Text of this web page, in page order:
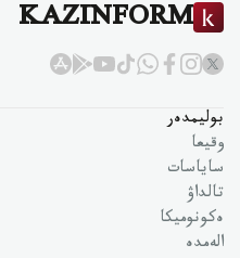
KAZINFORM
بوليمدەر
وقيعا
ساياسات
تالداۋ
ەكونوميكا
الەمدە